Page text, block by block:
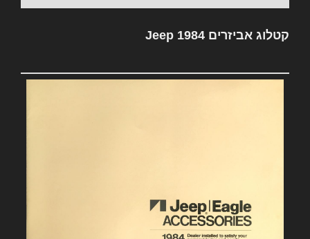
קטלוג אביזרים Jeep 1984